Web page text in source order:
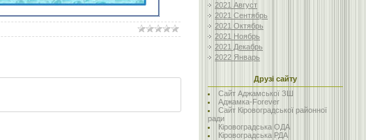
2021 Август
2021 Сентябрь
2021 Октябрь
2021 Ноябрь
2021 Декабрь
2022 Январь
Друзі сайту
Сайт Аджамської ЗШ
Аджамка-Forever
Сайт Кіровоградської районної
ради
Кіровоградська ОДА
Кіровоградська РДА